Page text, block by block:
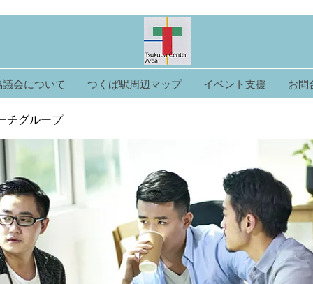
議会について つくば駅周辺マップ イベント支援 お問
チグループ